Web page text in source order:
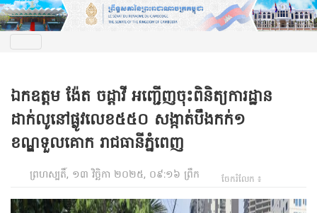
ឯកឧត្តម ង៉ែត ចដ្តាវី អញ្ជើញចុះពិនិត្យការដ្ឋាន
ដាក់លូនៅផ្លូវលេខ៥៥០ សង្កាត់បឹងកក់១
ខណ្ឌទួលគោក រាជធានីភ្នំពេញ​
ព្រហស្បតិ៍, ១៣ វិច្ឆិកា ២០២៥, ០៩:១៦ ព្រឹក ចែករំលែក ៖